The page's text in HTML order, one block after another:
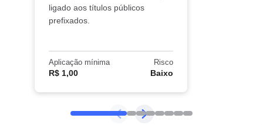
ligado aos títulos públicos
prefixados.
Aplicação mínima
R$ 1,00
Risco
Baixo